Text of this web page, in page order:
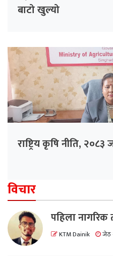
बाटो खुल्यो
राष्ट्रिय कृषि नीति, २०८३
विचार
पहिला नागरिक
KTM Dainik जेठ